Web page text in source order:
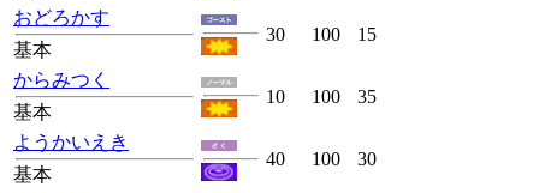
おどろかす
基本
30 100 15
からみつく
基本
10 100 35
ようかいえき
基本
40 100 30